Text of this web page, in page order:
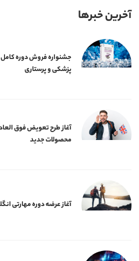
آخرین خبرها
جشنواره فروش دوره
پزشکی و پرستاری
آغاز طرح تعویض فوق
محصولات جدید
آغاز عرضه دوره‌ مهارتی